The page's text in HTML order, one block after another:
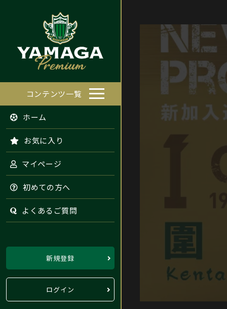
コンテンツ一覧
ホーム
お気に入り
マイページ
初めての方へ
よくあるご質問
新規登録
ログイン